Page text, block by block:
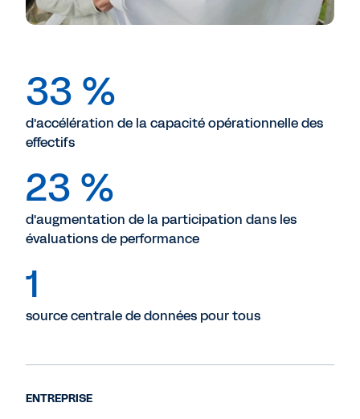
33 %
d'accélération de la capacité opérationnelle des
effectifs
23 %
d'augmentation de la participation dans les
évaluations de performance
1
source centrale de données pour tous
ENTREPRISE